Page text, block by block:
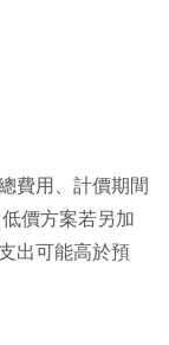
費用、計價期間
價方案若另加
出可能高於預